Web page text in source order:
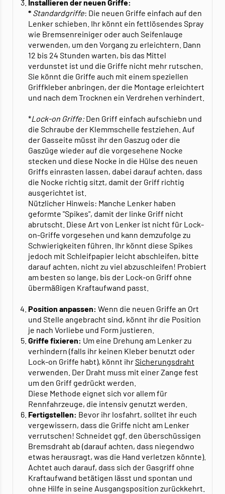
Installieren der neuen Griffe:
* Standardgriffe: Die neuen Griffe einfach auf den
Lenker schieben. Ihr könnt ein fettlösendes Spray
wie Bremsenreiniger oder auch Seifenlauge
verwenden, um den Vorgang zu erleichtern. Dann
12 bis 24 Stunden warten, bis das Mittel
verdunstet ist und die Griffe nicht mehr rutschen.
Sie könnt die Griffe auch mit einem speziellen
Griffkleber anbringen, der die Montage erleichtert
und nach dem Trocknen ein Verdrehen verhindert.
*Lock-on Griffe:Den Griff einfach aufschiebn und
die Schraube der Klemmschelle festziehen. Auf
der Gasseite müsst ihr den Gaszug oder die
Gaszüge wieder auf die vorgesehene Nocke
stecken und diese Nocke in die Hülse des neuen
Griffs einrasten lassen, dabei darauf achten, dass
die Nocke richtig sitzt, damit der Griff richtig
ausgerichtet ist.
Nützlicher Hinweis: Manche Lenker haben
geformte "Spikes", damit der linke Griff nicht
abrutscht. Diese Art von Lenker ist nicht für Lock-
on-Griffe vorgesehen und kann demzufolge zu
Schwierigkeiten führen. Ihr könnt diese Spikes
jedoch mit Schleifpapier leicht abschleifen, bitte
darauf achten, nicht zu viel abzuschleifen! Probiert
am besten so lange, bis der Lock-on Griff ohne
übermäßigen Kraftaufwand passt.
Position anpassen: Wenn die neuen Griffe an Ort
und Stelle angebracht sind, könnt ihr die Position
je nach Vorliebe und Form justieren.
Griffe fixieren: Um eine Drehung am Lenker zu
verhindern (falls ihr keinen Kleber benutzt oder
Lock-on Griffe habt), könnt ihrSicherungsdraht
verwenden. Der Draht muss mit einer Zange fest
um den Griff gedrückt werden.
Diese Methode eignet sich vor allem für
Rennfahrzeuge, die intensiv genutzt werden.
Fertigstellen: Bevor ihr losfahrt, solltet ihr euch
vergewissern, dass die Griffe nicht am Lenker
verrutschen! Schneidet ggf. den überschüssigen
Bremsdraht ab (darauf achten, dass niegendwo
etwas herausragt, was die Hand verletzen könnte).
Achtet auch darauf, dass sich der Gasgriff ohne
Kraftaufwand betätigen lässt und spontan und
ohne Hilfe in seine Ausgangsposition zurückkehrt.